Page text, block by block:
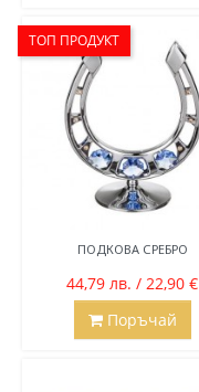
ПОДКОВА СРЕБРО
44,79 лв. / 22,90 €
ТОП ПРОДУКТ
Поръчай